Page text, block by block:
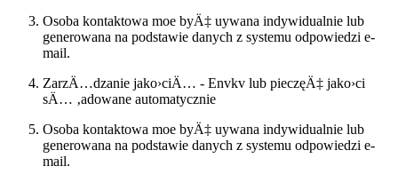
Osoba kontaktowa moe byÄ‡ uywana indywidualnie lub
generowana na podstawie danych z systemu odpowiedzi e-
mail.
ZarzÄ…dzanie jako›ciÄ… - Envkv lub pieczęÄ‡ jako›ci
sÄ… ‚adowane automatycznie
Osoba kontaktowa moe byÄ‡ uywana indywidualnie lub
generowana na podstawie danych z systemu odpowiedzi e-
mail.